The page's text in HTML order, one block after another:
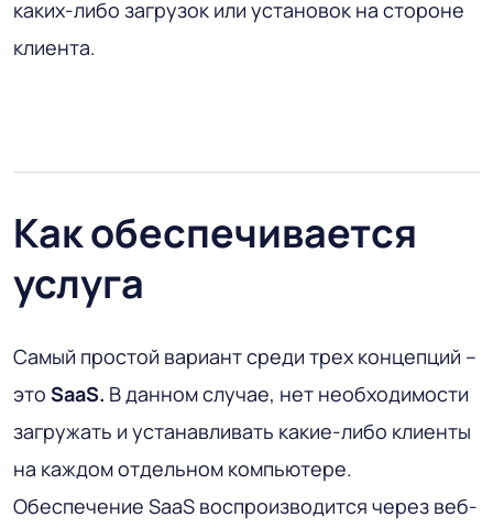
каких-либо загрузок или установок на стороне
клиента.
Как обеспечивается
услуга
Самый простой вариант среди трех концепций –
это SaaS. В данном случае, нет необходимости
загружать и устанавливать какие-либо клиенты
на каждом отдельном компьютере.
Обеспечение SaaS воспроизводится через веб-